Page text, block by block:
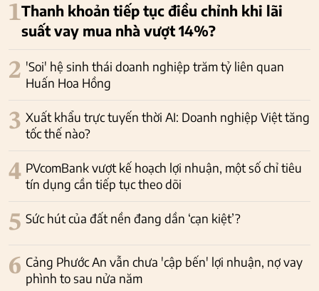
1Thanh khoản tiếp tục điều chỉnh khi lãi
suất vay mua nhà vượt 14%?
2 'Soi' hệ sinh thái doanh nghiệp trăm tỷ liên quan
Huấn Hoa Hồng
3 Xuất khẩu trực tuyến thời AI: Doanh nghiệp Việt tăng
tốc thế nào?
4 PVcomBank vượt kế hoạch lợi nhuận, một số chỉ tiêu
tín dụng cần tiếp tục theo dõi
5 Sức hút của đất nền đang dần ‘cạn kiệt’?
6 Cảng Phước An vẫn chưa 'cập bến' lợi nhuận, nợ vay
phình to sau nửa năm